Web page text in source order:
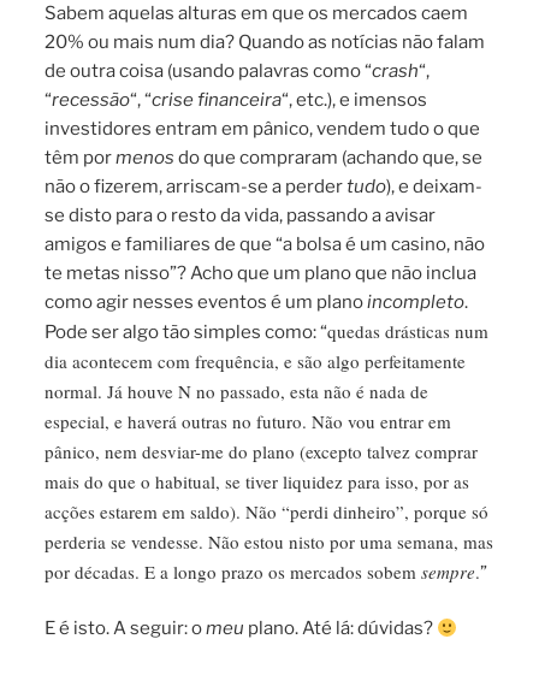
Sabem aquelas alturas em que os mercados caem
20% ou mais num dia? Quando as notícias não falam
de outra coisa (usando palavras como “crash“,
“recessão“, “crise financeira“, etc.), e imensos
investidores entram em pânico, vendem tudo o que
têm pormenos do que compraram (achando que, se
não o fizerem, arriscam-se a perdertudo), e deixam-
se disto para o resto da vida, passando a avisar
amigos e familiares de que “a bolsa é um casino, não
te metas nisso”? Acho que um plano que não inclua
como agir nesses eventos é um planoincompleto.
Pode ser algo tão simples como: “quedas drásticas num
dia acontecem com frequência, e são algo perfeitamente
normal. Já houve N no passado, esta não é nada de
especial, e haverá outras no futuro. Não vou entrar em
pânico, nem desviar-me do plano (excepto talvez comprar
mais do que o habitual, se tiver liquidez para isso, por as
acções estarem em saldo). Não “perdi dinheiro”, porque só
perderia se vendesse. Não estou nisto por uma semana, mas
por décadas. E a longo prazo os mercados sobemsempre.”
E é isto. A seguir: omeu plano. Até lá: dúvidas?